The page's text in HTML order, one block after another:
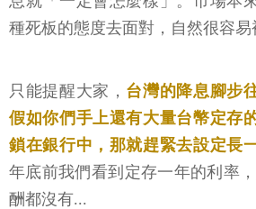
種死板的態度去面對，自然很容易
只能提醒大家， 台灣的降息腳步
假如你們手上還有大量台幣定存
鎖在銀行中，那就趕緊去設定長
年底前我們看到定存一年的利率
酬都沒有...